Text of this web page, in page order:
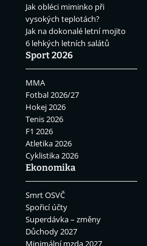
Jak obléci miminko při
vysokých teplotách?
Jak na dokonalé letní mojito
6 lehkých letních salátů
Sport 2026
MMA
Fotbal 2026/27
Hokej 2026
Tenis 2026
F1 2026
Atletika 2026
Cyklistika 2026
Ekonomika
Smrt OSVČ
Spořicí účty
Superdávka – změny
Důchody 2027
Minimální mzda 2027